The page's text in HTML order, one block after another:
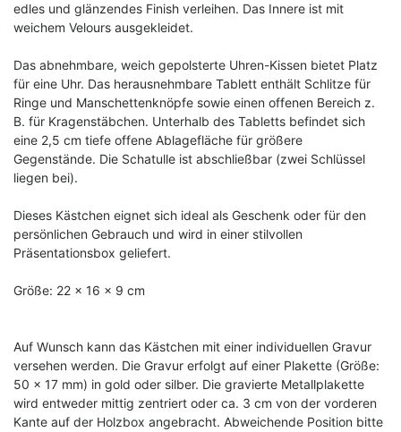
edles und glänzendes Finish verleihen. Das Innere ist mit
weichem Velours ausgekleidet.
Das abnehmbare, weich gepolsterte Uhren-Kissen bietet Platz
für eine Uhr. Das herausnehmbare Tablett enthält Schlitze für
Ringe und Manschettenknöpfe sowie einen offenen Bereich z.
B. für Kragenstäbchen. Unterhalb des Tabletts befindet sich
eine 2,5 cm tiefe offene Ablagefläche für größere
Gegenstände. Die Schatulle ist abschließbar (zwei Schlüssel
liegen bei).
Dieses Kästchen eignet sich ideal als Geschenk oder für den
persönlichen Gebrauch und wird in einer stilvollen
Präsentationsbox geliefert.
Größe: 22 x 16 x 9 cm
Auf Wunsch kann das Kästchen mit einer individuellen Gravur
versehen werden. Die Gravur erfolgt auf einer Plakette (Größe:
50 x 17 mm) in gold oder silber. Die gravierte Metallplakette
wird entweder mittig zentriert oder ca. 3 cm von der vorderen
Kante auf der Holzbox angebracht. Abweichende Position bitte